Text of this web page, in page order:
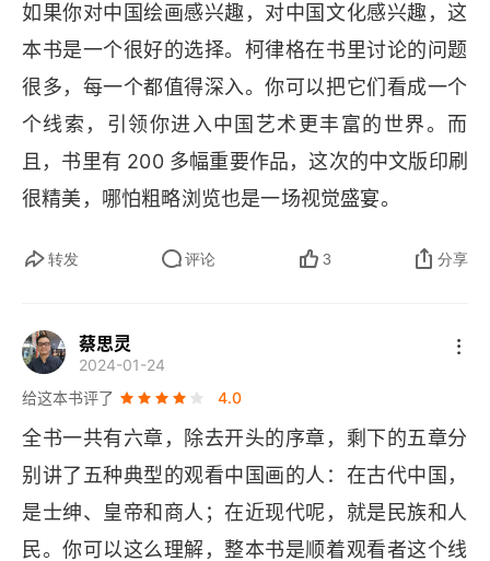
如果你对中国绘画感兴趣，对中国文化感兴趣，这
本书是一个很好的选择。柯律格在书里讨论的问题
很多，每一个都值得深入。你可以把它们看成一个
个线索，引领你进入中国艺术更丰富的世界。而
且，书里有 200 多幅重要作品，这次的中文版印刷
很精美，哪怕粗略浏览也是一场视觉盛宴。
转发 评论 3 分享
蔡思灵
2024-01-24
给这本书评了
4.0
全书一共有六章，除去开头的序章，剩下的五章分
别讲了五种典型的观看中国画的人：在古代中国，
是士绅、皇帝和商人；在近现代呢，就是民族和人
民。你可以这么理解，整本书是顺着观看者这个线